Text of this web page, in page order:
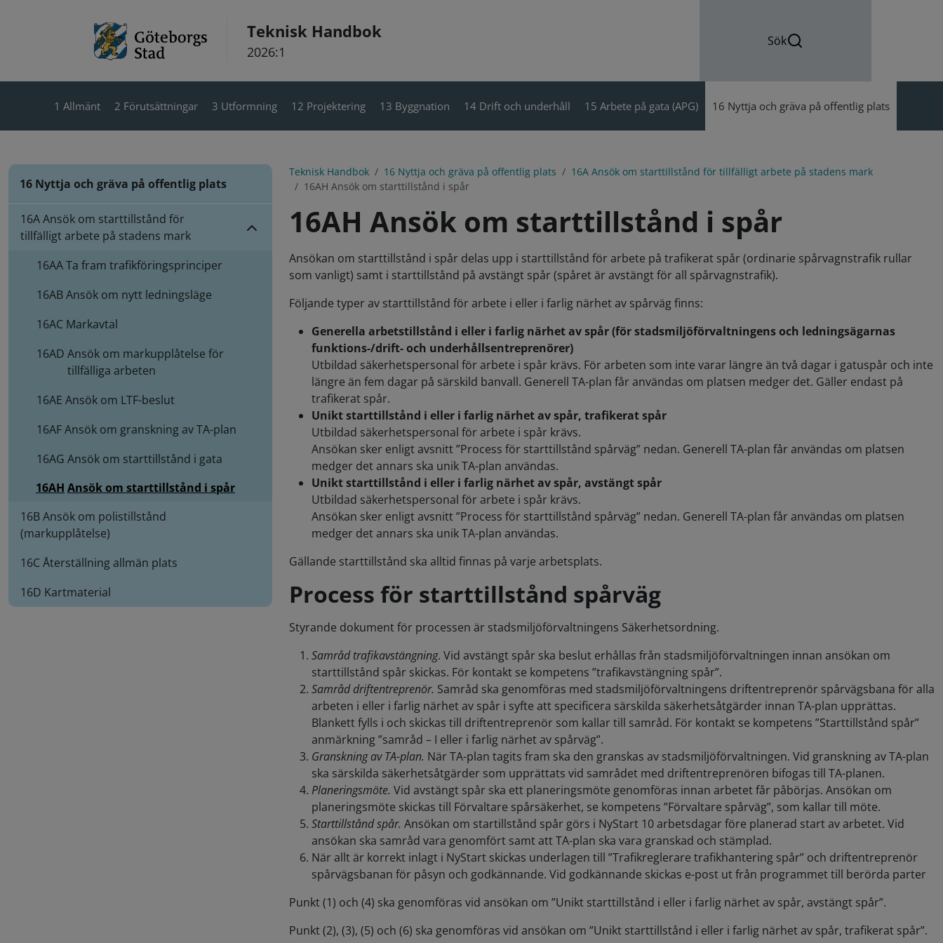
Teknisk Handbok
2026:1
Sök
1 Allmänt 2 Förutsättningar 3 Utformning 12 Projektering 13 Byggnation 14 Drift och underhåll 15 Arbete på gata (APG) 16 Nyttja och gräva på offentlig plats
16 Nyttja och gräva på offentlig plats
16A Ansök om starttillstånd för
tillfälligt arbete på stadens mark
16AATa fram trafikföringsprinciper
16ABAnsök om nytt ledningsläge
16AC Markavtal
16AD Ansök om markupplåtelse för
tillfälliga arbeten
16AE Ansök om LTF-beslut
16AFAnsök om granskning av TA-plan
16AG Ansök om starttillstånd i gata
16AH Ansök om starttillstånd i spår
16B Ansök om polistillstånd
(markupplåtelse)
16C Återställning allmän plats
16D Kartmaterial
Teknisk Handbok 16 Nyttja och gräva på offentlig plats
16A Ansök om starttillstånd för tillfälligt arbete på stadens mark
16AH Ansök om starttillstånd i spår
16AH Ansök om starttillstånd i spår
Ansökan om starttillstånd i spår delas upp i starttillstånd för arbete på trafikerat spår (ordinarie spårvagnstrafik rullar
som vanligt) samt i starttillstånd på avstängt spår (spåret är avstängt för all spårvagnstrafik).
Följande typer av starttillstånd för arbete i eller i farlig närhet av spårväg finns:
Generella arbetstillstånd i eller i farlig närhet av spår (för stadsmiljöförvaltningens och ledningsägarnas
funktions-/drift- och underhållsentreprenörer)
Utbildad säkerhetspersonal för arbete i spår krävs. För arbeten som inte varar längre än två dagar i gatuspår och inte
längre än fem dagar på särskild banvall. Generell TA-plan får användas om platsen medger det. Gäller endast på
trafikerat spår.
Unikt starttillstånd i eller i farlig närhet av spår, trafikerat spår
Utbildad säkerhetspersonal för arbete i spår krävs.
Ansökan sker enligt avsnitt ”Process för starttillstånd spårväg” nedan. Generell TA-plan får användas om platsen
medger det annars ska unik TA-plan användas.
Unikt starttillstånd i eller i farlig närhet av spår, avstängt spår
Utbildad säkerhetspersonal för arbete i spår krävs.
Ansökan sker enligt avsnitt ”Process för starttillstånd spårväg” nedan. Generell TA-plan får användas om platsen
medger det annars ska unik TA-plan användas.
Gällande starttillstånd ska alltid finnas på varje arbetsplats.
Process för starttillstånd spårväg
Styrande dokument för processen är stadsmiljöförvaltningens Säkerhetsordning.
Samråd trafikavstängning. Vid avstängt spår ska beslut erhållas från stadsmiljöförvaltningen innan ansökan om
starttillstånd spår skickas. För kontakt se kompetens ”trafikavstängning spår”.
Samråd driftentreprenör. Samråd ska genomföras med stadsmiljöförvaltningens driftentreprenör spårvägsbana för alla
arbeten i eller i farlig närhet av spår i syfte att specificera särskilda säkerhetsåtgärder innan TA-plan upprättas.
Blankett fylls i och skickas till driftentreprenör som kallar till samråd. För kontakt se kompetens ”Starttillstånd spår”
anmärkning ”samråd – I eller i farlig närhet av spårväg”.
Granskning av TA-plan. När TA-plan tagits fram ska den granskas av stadsmiljöförvaltningen. Vid granskning av TA-plan
ska särskilda säkerhetsåtgärder som upprättats vid samrådet med driftentreprenören bifogas till TA-planen.
Planeringsmöte. Vid avstängt spår ska ett planeringsmöte genomföras innan arbetet får påbörjas. Ansökan om
planeringsmöte skickas till Förvaltare spårsäkerhet, se kompetens ”Förvaltare spårväg”, som kallar till möte.
Starttillstånd spår. Ansökan om startillstånd spår görs i NyStart 10 arbetsdagar före planerad start av arbetet. Vid
ansökan ska samråd vara genomfört samt att TA-plan ska vara granskad och stämplad.
När allt är korrekt inlagt i NyStart skickas underlagen till ”Trafikreglerare trafikhantering spår” och driftentreprenör
spårvägsbanan för påsyn och godkännande. Vid godkännande skickas e-post ut från programmet till berörda parter
Punkt (1) och (4) ska genomföras vid ansökan om ”Unikt starttillstånd i eller i farlig närhet av spår, avstängt spår”.
Punkt (2), (3), (5) och (6) ska genomföras vid ansökan om ”Unikt starttillstånd i eller i farlig närhet av spår, trafikerat spår”.